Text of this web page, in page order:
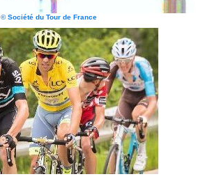
© Société du Tour de France